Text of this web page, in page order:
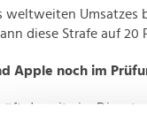
weltweiten Umsatzes
diese Strafe auf 20
Apple noch im
derzeit vier Dienste,